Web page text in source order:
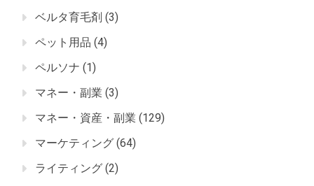
ベルタ育毛剤 (3)
ペット用品 (4)
ペルソナ (1)
マネー・副業 (3)
マネー・資産・副業 (129)
マーケティング (64)
ライティング (2)